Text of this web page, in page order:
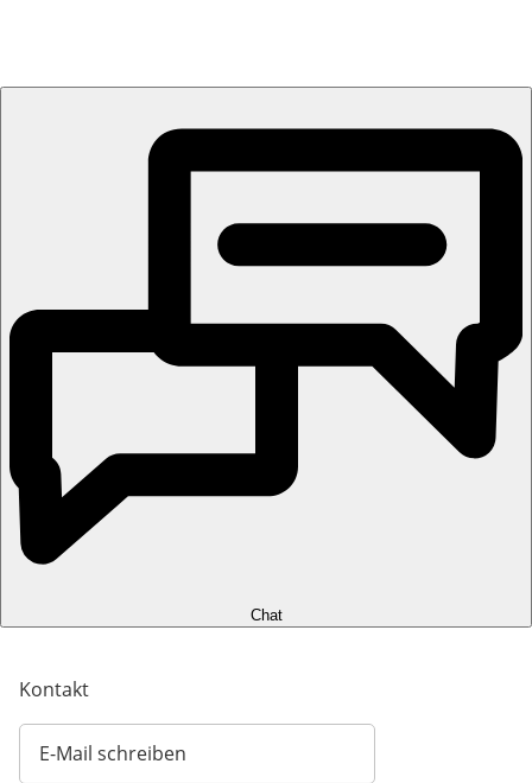
Chat
Kontakt
E-Mail schreiben
Öffnet E-Mail-Client